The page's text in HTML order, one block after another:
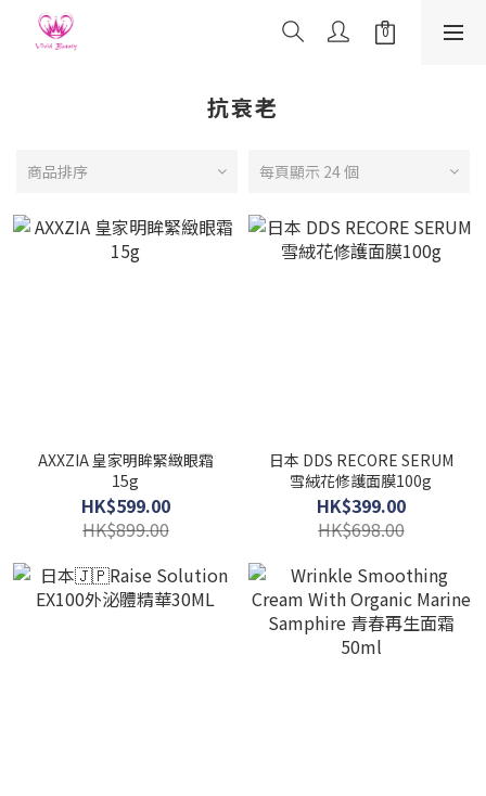
抗衰老
商品排序 每頁顯示 24 個
AXXZIA 皇家明眸緊緻眼霜
15g
HK$599.00
HK$899.00
日本 DDS RECORE SERUM
雪絨花修護面膜100g
HK$399.00
HK$698.00